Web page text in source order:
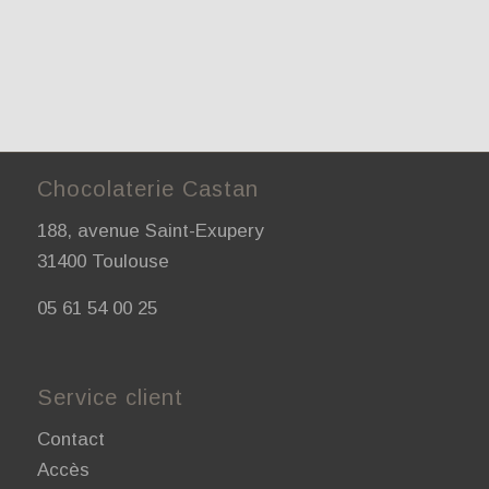
Chocolaterie Castan
188, avenue Saint-Exupery
31400 Toulouse
05 61 54 00 25
Service client
Contact
Accès